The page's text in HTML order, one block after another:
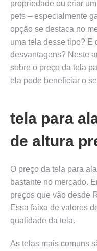
propriedade ou criar
pets – especialmente
opção se destaca no
uma tela desse tipo? E
desvantagens? Neste
sobre o preço da tela
ela pode beneficiar o
tela para
de altura
O preço da tela para
bastante no mercado.
preços que vão desde
Essa faixa de valores
qualidade da tela.
As telas mais comuns